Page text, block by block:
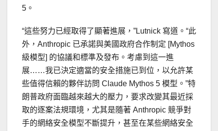
5。
“這些努力已經取得了顯著進展，”Lutnick 寫道。“此
外，Anthropic 已承諾與美國政府合作制定 [Mythos
級模型] 的協議和標準及發布。考慮到這一進
展……我已決定適當的安全措施已到位，以允許某
些值得信賴的夥伴訪問 Claude Mythos 5 模型。”特
朗普政府面臨越來越大的壓力，要求改變其最近採
取的逐案法規環境，尤其是隨著 Anthropic 競爭對
手的網絡安全模型不斷提升，甚至在某些網絡安全